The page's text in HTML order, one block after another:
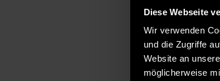
Diese Webseite
Wir verwenden
und die Zugriffe
Website an
möglicherweise